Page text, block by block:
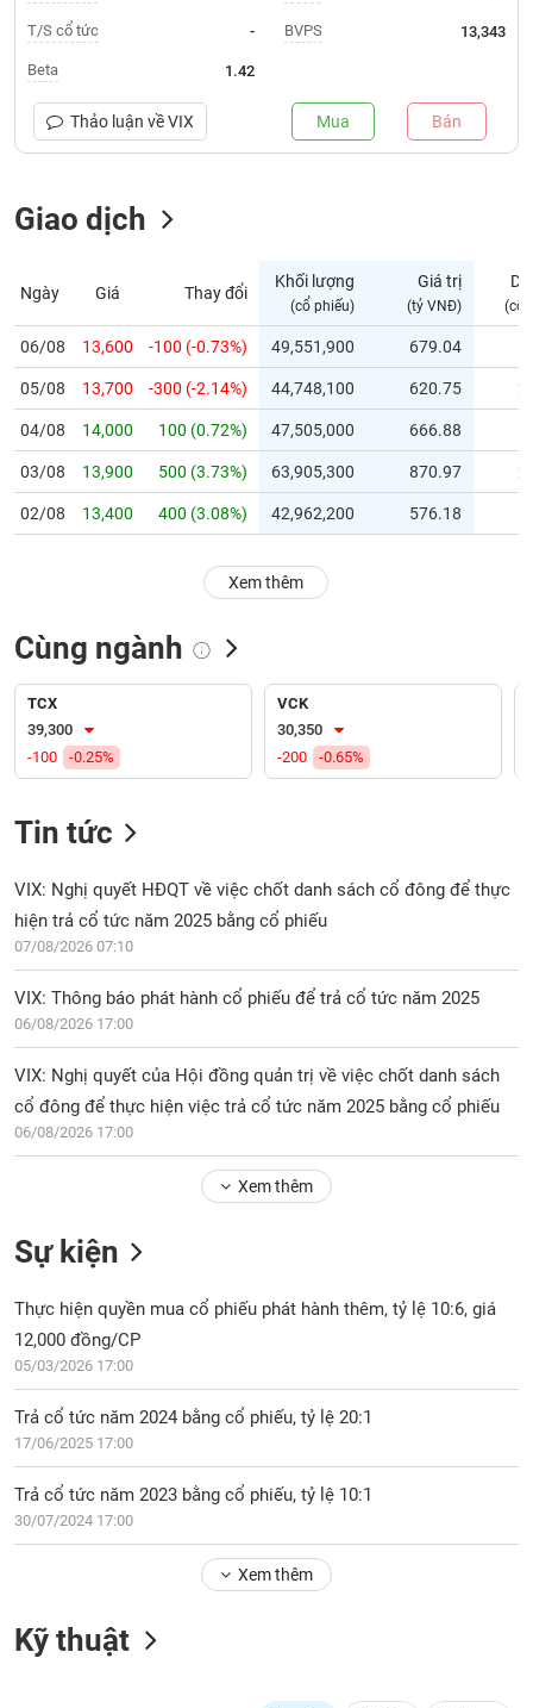
Trạng
thái
phiếu
thị
trường
yết
Niêm
mới
Niêm
yết
bổ
Hủy
dõi
biệt
Không
được
Cổ
phiếu
chi
tiết
Tổng
quan
Giao
dịch
Phân
kỹ
thuật
Hồ
sơ
doanh
nghiệp
Tin
T/S cổ tức -
Beta 1.42
BVPS 13,343
Thảo luận vềVIX Mua Bán
Giao dịch
Ngày Giá Thay đổi
Khối lượng
(cổ phiếu)
Giá trị
(tỷ VNĐ) (cổ
06/08 13,600 -100 (-0.73%) 49,551,900 679.04
05/08 13,700 -300 (-2.14%) 44,748,100 620.75
04/08 14,000 100 (0.72%) 47,505,000 666.88
03/08 13,900 500 (3.73%) 63,905,300 870.97
02/08 13,400 400 (3.08%) 42,962,200 576.18
Xem thêm
Cùng ngành
TCX
39,300
-100
-0.25%
VCK
30,350
-200
-0.65%
Tin tức
VIX: Nghị quyết HĐQT về việc chốt danh sách cổ đông để thực
hiện trả cổ tức năm 2025 bằng cổ phiếu
07/08/2026 07:10
VIX: Thông báo phát hành cổ phiếu để trả cổ tức năm 2025
06/08/2026 17:00
VIX: Nghị quyết của Hội đồng quản trị về việc chốt danh sách
cổ đông để thực hiện việc trả cổ tức năm 2025 bằng cổ phiếu
06/08/2026 17:00
Xem thêm
Sự kiện
Thực hiện quyền mua cổ phiếu phát hành thêm, tỷ lệ 10:6, giá
12,000 đồng/CP
05/03/2026 17:00
Trả cổ tức năm 2024 bằng cổ phiếu, tỷ lệ 20:1
17/06/2025 17:00
Trả cổ tức năm 2023 bằng cổ phiếu, tỷ lệ 10:1
30/07/2024 17:00
Xem thêm
Kỹ thuật
NGÀNH
NGHIỆP
CỔ
SINH
TRÁI
PHIẾU
CÔNG
ĐẦU
TƯ
DỮ
LIỆU
TIN
MỚI
Ngành
(-)
VS-
SECTOR
NĂNG
LƯỢNG
VẬT
LIỆU